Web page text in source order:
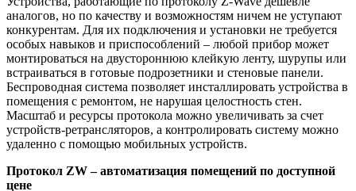
аналогов, но по качеству и возможностям ничем не уступают
конкурентам. Для их подключения и установки не требуется
особых навыков и приспособлений – любой прибор может
монтироваться на двустороннюю клейкую ленту, шурупы или
встраиваться в готовые подрозетники и стеновые панели.
Беспроводная система позволяет инсталлировать устройства в
помещения с ремонтом, не нарушая целостность стен.
Масштаб и ресурсы протокола можно увеличивать за счет
устройств-ретрансляторов, а контролировать систему можно
удаленно с помощью мобильных устройств.
Протокол ZW – автоматизация помещений по доступной
цене